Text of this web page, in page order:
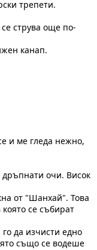
трепети.
струва още по-
канап.
и ме гледа нежно,
очи. Висок
от "Шанхай". Това
се събират
да изчисти едно
също се водеше